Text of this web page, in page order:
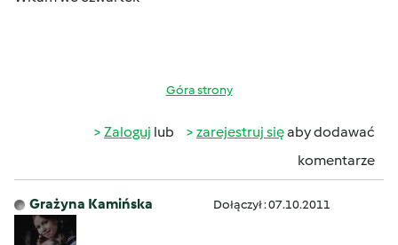
Góra strony
Zaloguj lub zarejestruj sięaby dodawać
komentarze
Grażyna Kamińska Dołączył : 07.10.2011